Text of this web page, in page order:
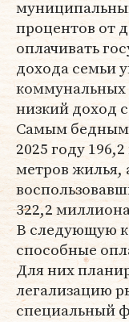
процентов от
оплачивать
дохода семьи
коммунальных
низкий доход
Cамым бедным
2025 году
метров жилья,
322,2
В следующую
способные
Для них
легализацию
специальный